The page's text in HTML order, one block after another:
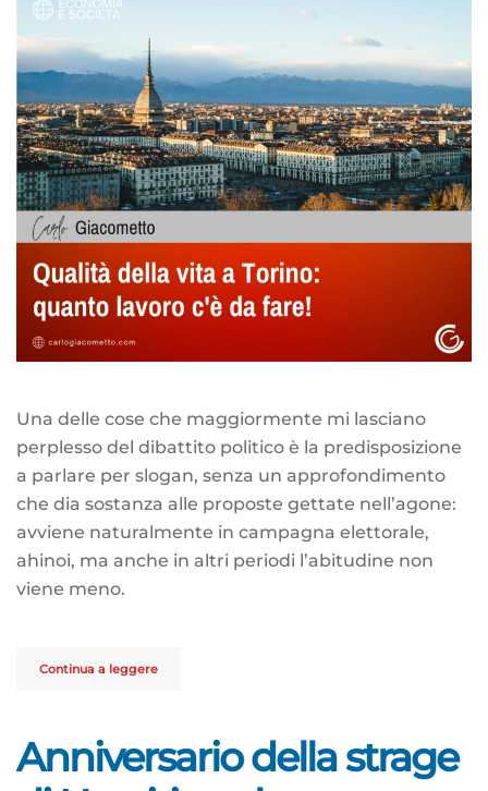
Una delle cose che maggiormente mi lasciano
perplesso del dibattito politico è la predisposizione
a parlare per slogan, senza un approfondimento
che dia sostanza alle proposte gettate nell’agone:
avviene naturalmente in campagna elettorale,
ahinoi, ma anche in altri periodi l’abitudine non
viene meno.
Continua a leggere
Anniversario della strage